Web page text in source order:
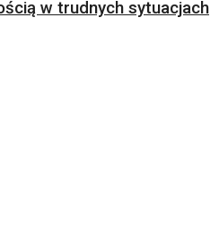
w trudnych sytuacjach